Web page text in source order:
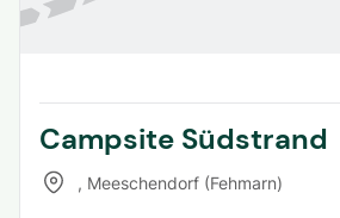
Campsite Südstrand
, Meeschendorf (Fehmarn)